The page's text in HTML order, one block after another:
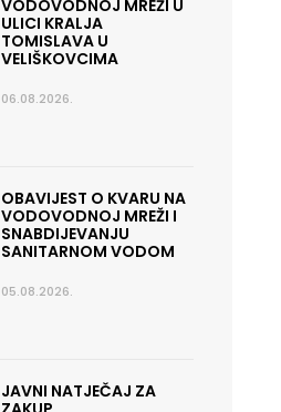
VODOVODNOJ MREŽI U
ULICI KRALJA
TOMISLAVA U
VELIŠKOVCIMA
06.08.2026.
OBAVIJEST O KVARU NA
VODOVODNOJ MREŽI I
SNABDIJEVANJU
SANITARNOM VODOM
05.08.2026.
JAVNI NATJEČAJ ZA